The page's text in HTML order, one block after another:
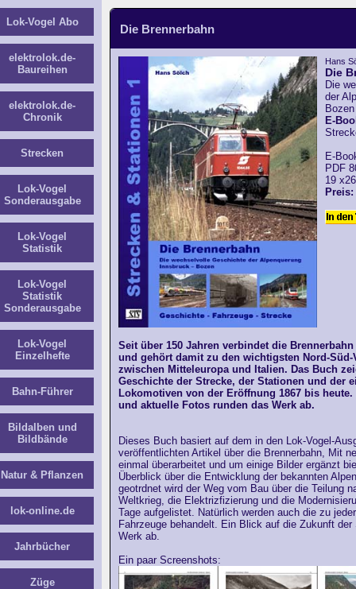
Die Brennerbahn
Seit über 150 Jahren verbindet die
und gehört damit zu den wichtigsten Nord-Süd-
zwischen Mitteleuropa und Italien. Das Buch
Geschichte der Strecke, der Stationen und der
Lokomotiven von der Eröffnung 1867 bis
und aktuelle Fotos runden das Werk ab.
Dieses Buch basiert auf dem in den Lok-Vogel-
veröffentlichten Artikel über die Brennerbahn, Mit
einmal überarbeitet und um einige Bilder ergänzt
Überblick über die Entwicklung der bekannten
geotrdnet wird der Weg vom Bau über die Teilung
Weltkrieg, die Elektrizfizierung und die
Tage aufgelistet. Natürlich werden auch die zu
Fahrzeuge behandelt. Ein Blick auf die Zukunft
Werk ab.
Ein paar Screenshots:
Hans
Die
Die
der
Bozen
E-
E-
PDF
19
Lok-Vogel Abo
elektrolok.de-
Baureihen
elektrolok.de-
Chronik
Strecken
Lok-Vogel
Sonderausgabe
Lok-Vogel
Statistik
Lok-Vogel
Statistik
Sonderausgabe
Lok-Vogel
Einzelhefte
Bahn-Führer
Bildalben und
Bildbände
Natur & Pflanzen
lok-online.de
Jahrbücher
Züge